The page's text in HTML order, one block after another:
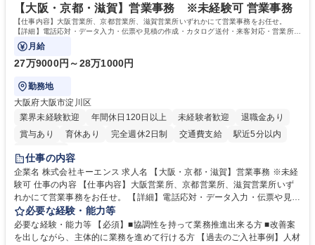
を込めてコミュニケーションをとりながら広報関連業務を行っておりま
す。 学歴・資格 学歴：大学院 大学 高専 短大 専修学校 高校 語学力： 資
格：
【大阪・京都・滋賀】営業事務 ※未経験可 営業事務
【仕事内容】大阪営業所、京都営業所、滋賀営業所いずれかにて営業事務をお任せ。
【詳細】電話応対・データ入力・伝票や見積の作成・カタログ送付・来客対応・営業所内
で発生する事務業務や業務改善をお任せ。
月給
27万9000円～28万1000円
勤務地
大阪府大阪市淀川区
業界未経験歓迎
年間休日120日以上 未経験者歓迎
退職金あり
賞与あり
育休あり 完全週休2日制 交通費支給
駅近5分以内
土日祝休み
仕事の内容
企業名 株式会社キーエンス 求人名 【大阪・京都・滋賀】営業事務 ※未経
験可 仕事の内容 【仕事内容】大阪営業所、京都営業所、滋賀営業所いず
れかにて営業事務をお任せ。 【詳細】電話応対・データ入力・伝票や見積
の作成・カタログ送付・来客対応・営業所内で発生する事務業務や業務改
善をお任せ。 【教育制度】ご入社後、育成担当とペアになりながらOJTに
て業務を覚えていただくことが可能です。業務システムがきちんと構築さ
必要な経験・能力等
必要な経験・能力等 【必須】■協調性を持って業務推進出来る方 ■改善案
を出しながら、主体的に業務を進めて行ける方 【過去のご入社事例】人材